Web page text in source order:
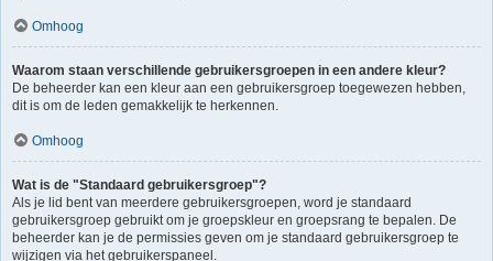
Omhoog
Waarom staan verschillende gebruikersgroepen in een andere kleur?
De beheerder kan een kleur aan een gebruikersgroep toegewezen hebben,
dit is om de leden gemakkelijk te herkennen.
Omhoog
Wat is de "Standaard gebruikersgroep"?
Als je lid bent van meerdere gebruikersgroepen, word je standaard
gebruikersgroep gebruikt om je groepskleur en groepsrang te bepalen. De
beheerder kan je de permissies geven om je standaard gebruikersgroep te
wijzigen via het gebruikerspaneel.